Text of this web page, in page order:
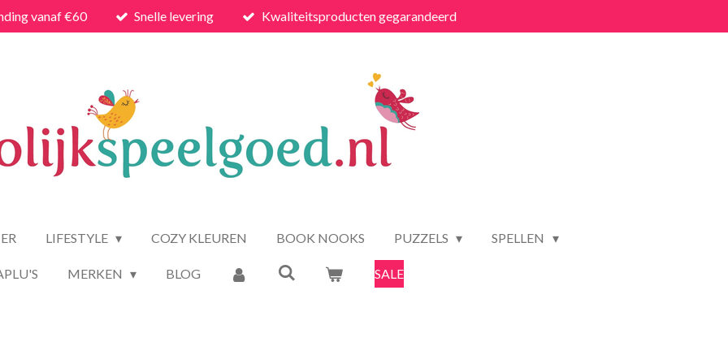
vanaf €60 Snelle levering Kwaliteitsproducten gegarandeerd
LIFESTYLE COZY KLEUREN BOOK NOOKS PUZZELS SPELLEN
MERKEN BLOG SALE